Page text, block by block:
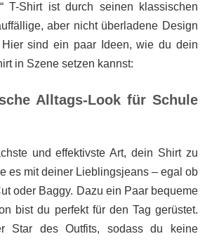
T-Shirt ist durch seinen klassischen
aber nicht überladene Design
sind ein paar Ideen, wie du dein
in Szene setzen kannst:
Alltags-Look für Schule
und effektivste Art, dein Shirt zu
es mit deiner Lieblingsjeans – egal ob
oder Baggy. Dazu ein Paar bequeme
bist du perfekt für den Tag gerüstet.
Star des Outfits, sodass du keine